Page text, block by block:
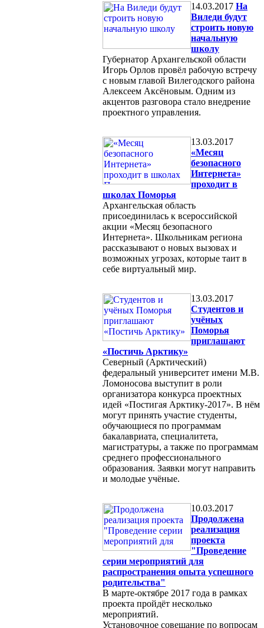
14.03.2017 На
Виледи будут
строить новую
начальную
школу
Губернатор Архангельской области
Игорь Орлов провёл рабочую встречу
с новым главой Вилегодского района
Алексеем Аксёновым. Одним из
акцентов разговора стало внедрение
проектного управления.
13.03.2017
«Месяц
безопасного
Интернета»
проходит в
школах Поморья
Архангельская область
присоединилась к всероссийской
акции «Месяц безопасного
Интернета». Школьникам региона
рассказывают о новых вызовах и
возможных угрозах, которые таит в
себе виртуальный мир.
13.03.2017
Студентов и
учёных
Поморья
приглашают
«Постичь Арктику»
Северный (Арктический)
федеральный университет имени М.В.
Ломоносова выступит в роли
организатора конкурса проектных
идей «Постигая Арктику-2017». В нём
могут принять участие студенты,
обучающиеся по программам
бакалавриата, специалитета,
магистратуры, а также по программам
среднего профессионального
образования. Заявки могут направить
и молодые учёные.
10.03.2017
Продолжена
реализация
проекта
"Проведение
серии мероприятий для
распространения опыта успешного
родительства"
В марте-октябре 2017 года в рамках
проекта пройдёт несколько
мероприятий.
Установочное совещание по вопросам